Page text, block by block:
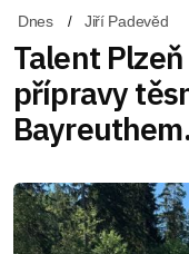
Dnes Jiří Padevěd
Talent
přípravy